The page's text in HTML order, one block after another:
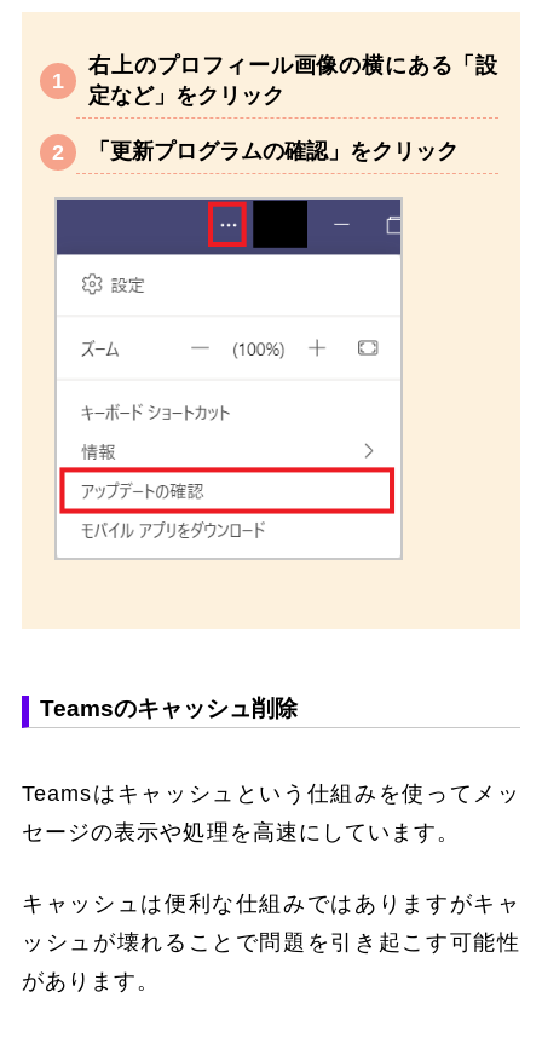
右上のプロフィール画像の横にある「設
定など」をクリック
「更新プログラムの確認」をクリック
Teamsのキャッシュ削除
Teamsはキャッシュという仕組みを使ってメッ
セージの表示や処理を高速にしています。
キャッシュは便利な仕組みではありますがキャ
ッシュが壊れることで問題を引き起こす可能性
があります。